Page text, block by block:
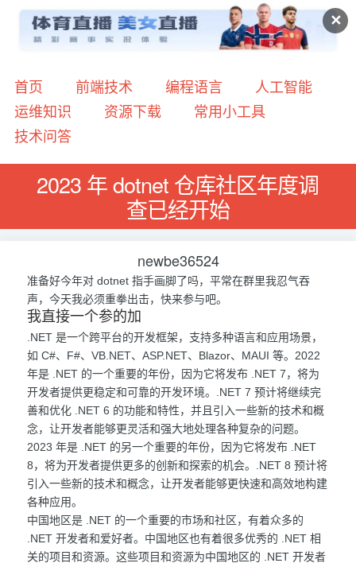
✕
首页 前端技术 编程语言
人工智能
运维知识
资源下载
常用小工具
技术问答
2023 年 dotnet 仓库社区年度调
查已经开始
newbe36524
准备好今年对 dotnet 指手画脚了吗，平常在群里我忍气吞
声，今天我必须重拳出击，快来参与吧。
我直接一个参的加
.NET 是一个跨平台的开发框架，支持多种语言和应用场景，
如 C#、F#、VB.NET、ASP.NET、Blazor、MAUI 等。2022
年是 .NET 的一个重要的年份，因为它将发布 .NET 7，将为
开发者提供更稳定和可靠的开发环境。.NET 7 预计将继续完
善和优化 .NET 6 的功能和特性，并且引入一些新的技术和概
念，让开发者能够更灵活和强大地处理各种复杂的问题。
2023 年是 .NET 的另一个重要的年份，因为它将发布 .NET
8，将为开发者提供更多的创新和探索的机会。.NET 8 预计将
引入一些新的技术和概念，让开发者能够更快速和高效地构建
各种应用。
中国地区是 .NET 的一个重要的市场和社区，有着众多的
.NET 开发者和爱好者。中国地区也有着很多优秀的 .NET 相
关的项目和资源。这些项目和资源为中国地区的 .NET 开发者